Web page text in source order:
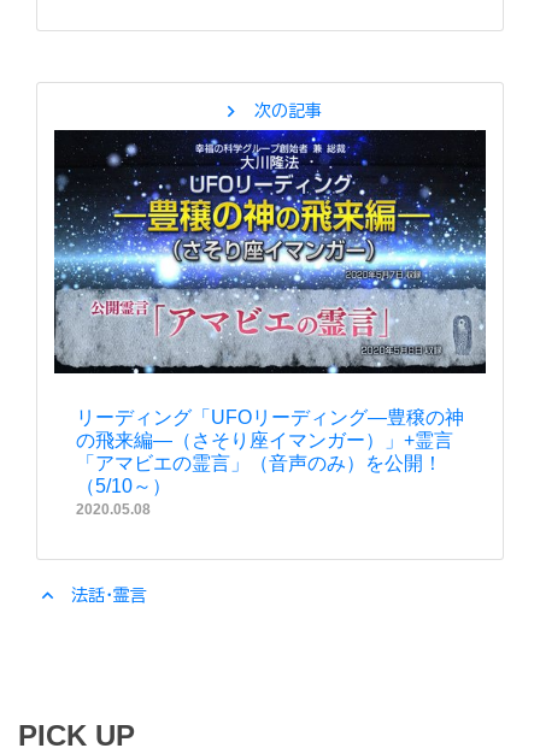
chevron_right 次の記事
リーディング「UFOリーディング―豊穣の神
の飛来編―（さそり座イマンガー）」+霊言
「アマビエの霊言」（音声のみ）を公開！
（5/10～）
2020.05.08
expand_less 法話・霊言
PICK UP